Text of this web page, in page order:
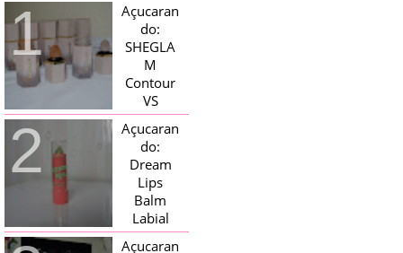
Açucaran
do:
SHEGLA
M
Contour
VS
Bronzer!
HELLO AÇUCARADAS, E NESTE
MÊS CHEGOU AQUI EM CASA UMA
CAIXA RECHEADA DE SHEGLAM,
TINHA BLUSH, ILUMINADORES E
TODOS OS BRONZER E
CONTORNOS ...
Açucaran
do:
Dream
Lips
Balm
Labial
Magico
Açucaran